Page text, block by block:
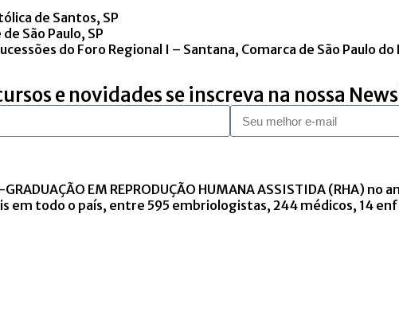
de Santos, SP
São Paulo, SP
do Foro Regional I – Santana, Comarca de São Paulo do
e novidades se inscreva na nossa
EM REPRODUÇÃO HUMANA ASSISTIDA (RHA)
em todo o país, entre 595 embriologistas, 244 médicos, 14